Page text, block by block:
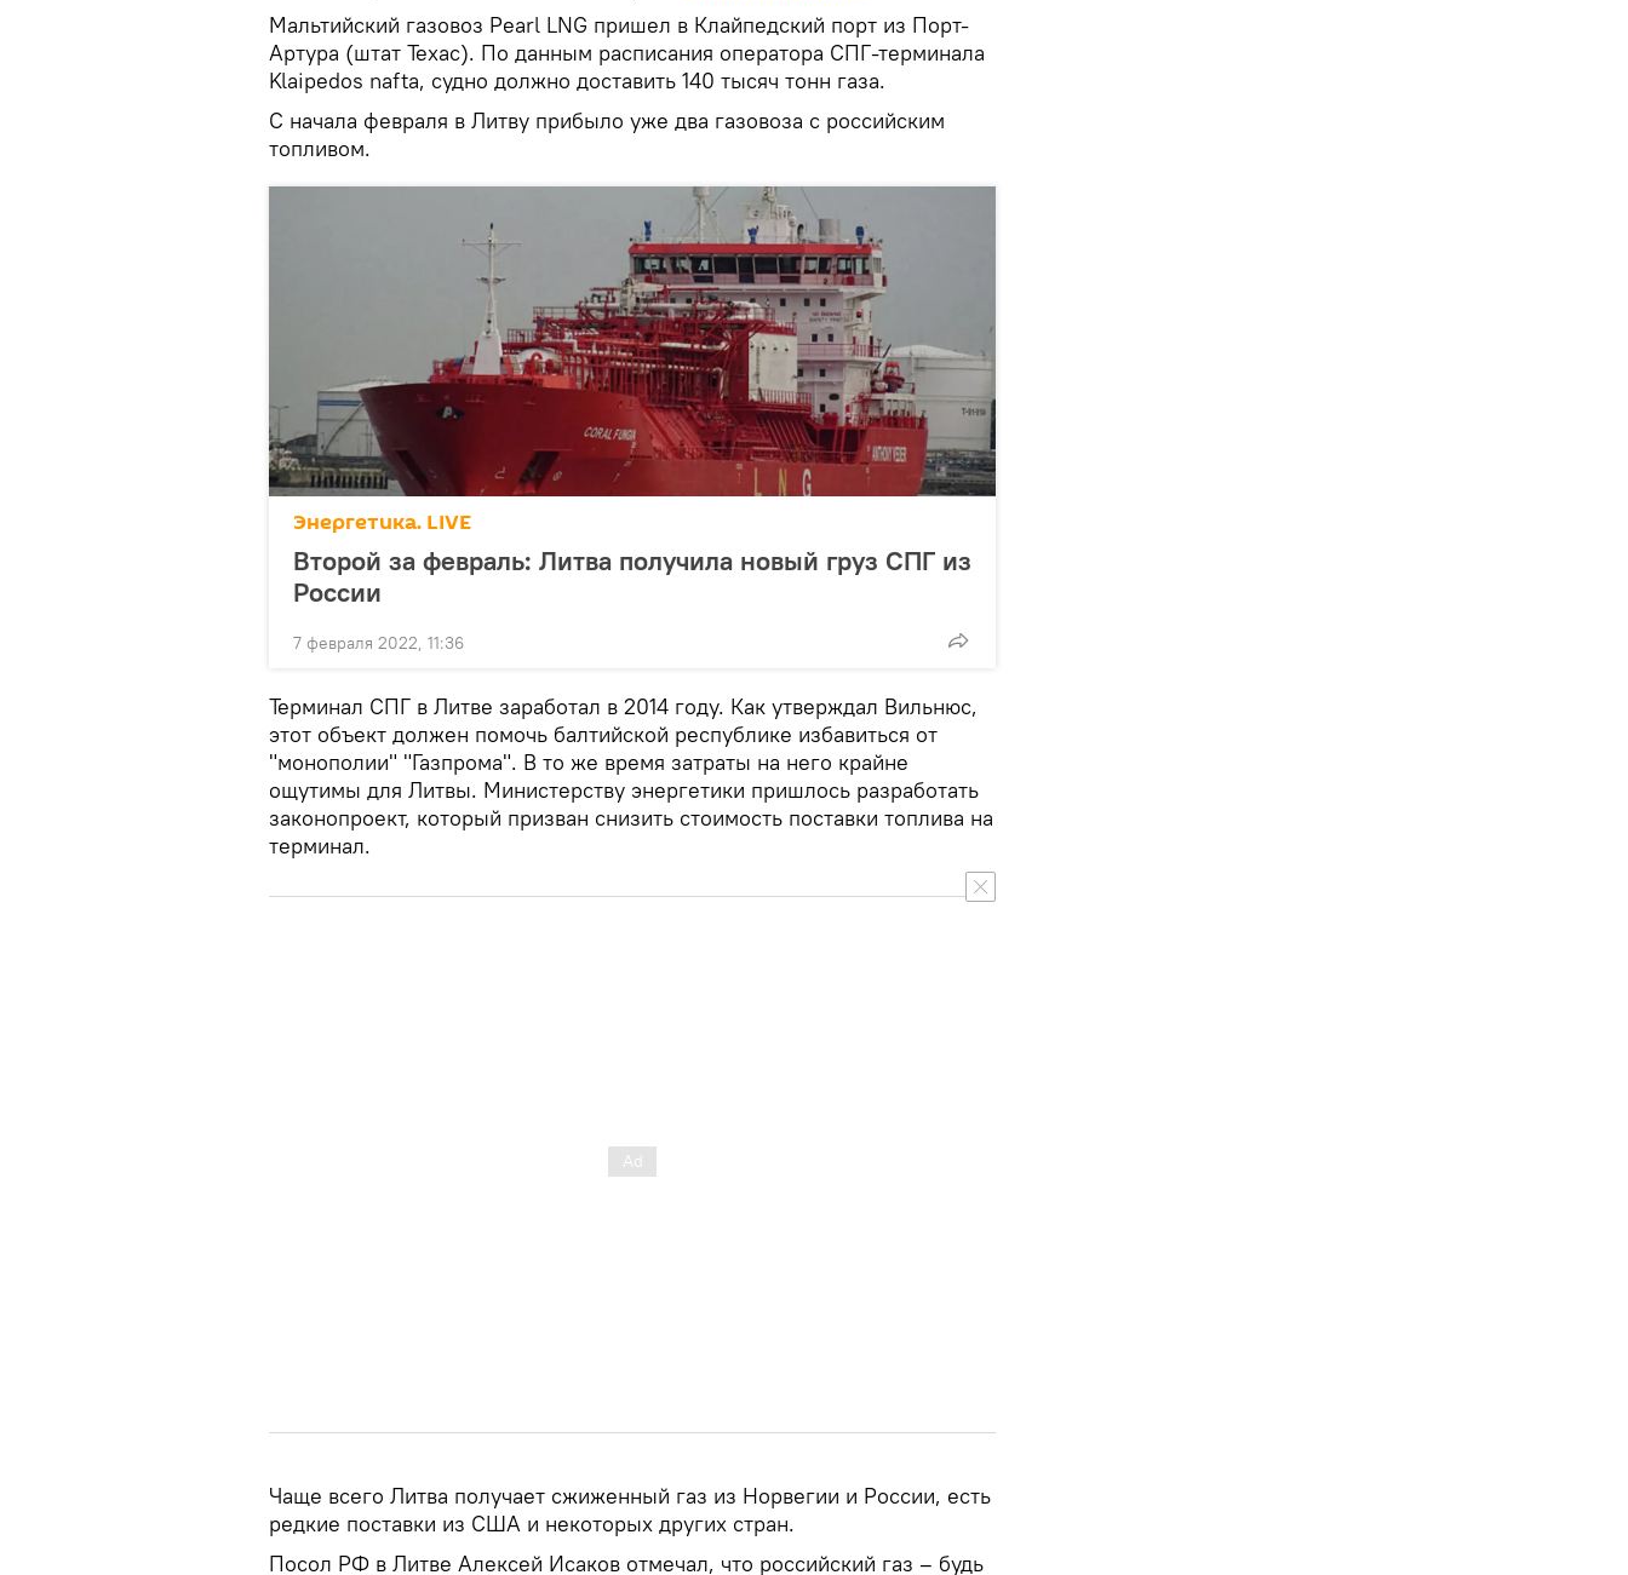
Мальтийский газовоз Pearl LNG пришел в Клайпедский порт из Порт-
Артура (штат Техас). По данным расписания оператора СПГ-терминала
Klaipedos nafta, судно должно доставить 140 тысяч тонн газа.
С начала февраля в Литву прибыло уже два газовоза с российским
топливом.
Энергетика. LIVE
Второй за февраль: Литва получила новый груз СПГ из
России
7 февраля 2022, 11:36
Терминал СПГ в Литве заработал в 2014 году. Как утверждал Вильнюс,
этот объект должен помочь балтийской республике избавиться от
"монополии" "Газпрома". В то же время затраты на него крайне
ощутимы для Литвы. Министерству энергетики пришлось разработать
законопроект, который призван снизить стоимость поставки топлива на
терминал.
Чаще всего Литва получает сжиженный газ из Норвегии и России, есть
редкие поставки из США и некоторых других стран.
Посол РФ в Литве Алексей Исаков отмечал, что российский газ – будь